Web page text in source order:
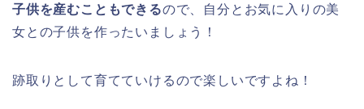
子供を産むこともできるので、自分とお気に入りの美
女との子供を作ったいましょう！
跡取りとして育てていけるので楽しいですよね！